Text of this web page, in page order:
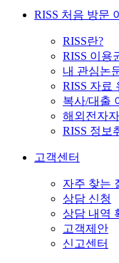
RISS 처음 방문
RISS란?
RISS 이용
내 관심논
RISS 자료
복사/대출
해외전자
RISS 정보
고객센터
자주 찾는
상담 신청
상담 내역
고객제안
신고센터